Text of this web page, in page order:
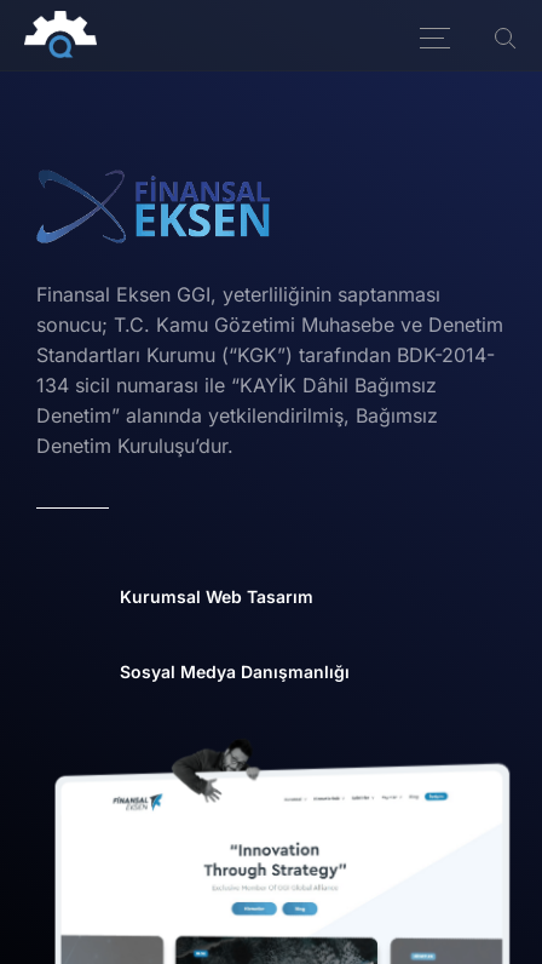
Finansal Eksen GGI, yeterliliğinin saptanması
sonucu; T.C. Kamu Gözetimi Muhasebe ve Denetim
Standartları Kurumu (“KGK”) tarafından BDK-2014-
134 sicil numarası ile “KAYİK Dâhil Bağımsız
Denetim” alanında yetkilendirilmiş, Bağımsız
Denetim Kuruluşu’dur.
Kurumsal Web Tasarım
Sosyal Medya Danışmanlığı